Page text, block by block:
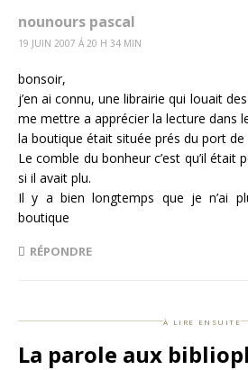
nounours pascal
19 JUIN 2007 Á 20 H 34 MIN
bonsoir,
j’en ai connu, une librairie qui louait
me mettre a apprécier la lecture dans
la boutique était située prés du port de
Le comble du bonheur c’est qu’il était
si il avait plu.
Il y a bien longtemps que je n’ai
boutique
RÉPONDRE
à lire ensuite
La parole aux